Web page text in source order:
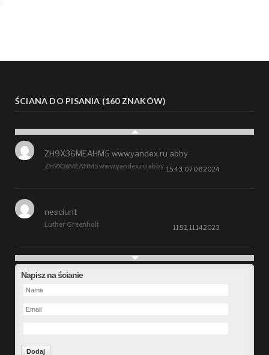
ŚCIANA DO PISANIA (160 ZNAKÓW)
ZH9X36MEAHM5 www.yandex.ru abby
ZH9X36MEAHM5 www.yandex.ru abby
15:43, 07.08.2024
Luther Greenholt
nesciunt
11:52, 11.14.2023
Future
Napisz na ścianie